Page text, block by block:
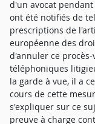
d'un avocat
ont été notifiés de
prescriptions de
européenne des
d'annuler ce
téléphoniques
la garde à vue, il a
cours de cette
s'expliquer sur ce
preuve à charge